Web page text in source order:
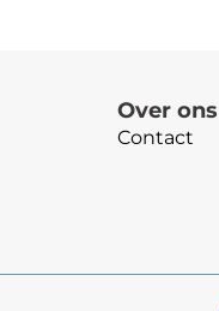
Over ons
Contact